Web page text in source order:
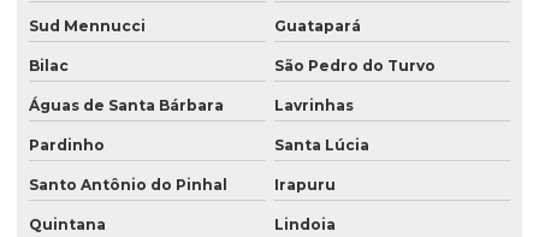
Sud Mennucci Guatapará
Bilac São Pedro do Turvo
Águas de Santa Bárbara Lavrinhas
Pardinho Santa Lúcia
Santo Antônio do Pinhal Irapuru
Quintana Lindoia